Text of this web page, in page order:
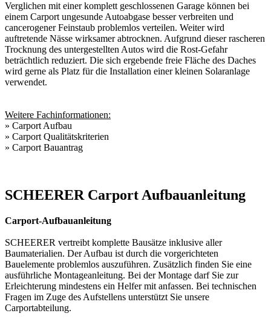
Verglichen mit einer komplett geschlossenen Garage können bei
einem Carport ungesunde Autoabgase besser verbreiten und
cancerogener Feinstaub problemlos verteilen. Weiter wird
auftretende Nässe wirksamer abtrocknen. Aufgrund dieser rascheren
Trocknung des untergestellten Autos wird die Rost-Gefahr
beträchtlich reduziert. Die sich ergebende freie Fläche des Daches
wird gerne als Platz für die Installation einer kleinen Solaranlage
verwendet.
Weitere Fachinformationen:
» Carport Aufbau
» Carport Qualitätskriterien
» Carport Bauantrag
SCHEERER Carport Aufbauanleitung
Carport-Aufbauanleitung
SCHEERER vertreibt komplette Bausätze inklusive aller
Baumaterialien. Der Aufbau ist durch die vorgerichteten
Bauelemente problemlos auszuführen. Zusätzlich finden Sie eine
ausführliche Montageanleitung. Bei der Montage darf Sie zur
Erleichterung mindestens ein Helfer mit anfassen. Bei technischen
Fragen im Zuge des Aufstellens unterstützt Sie unsere
Carportabteilung.